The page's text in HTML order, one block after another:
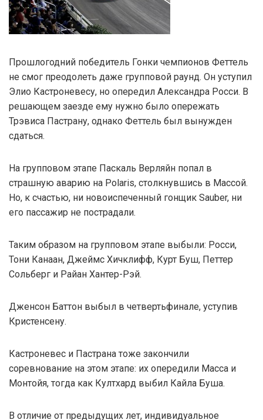
Прошлогодний победитель Гонки чемпионов Феттель
не смог преодолеть даже групповой раунд. Он уступил
Элио Кастроневесу, но опередил Александра Росси. В
решающем заезде ему нужно было опережать
Трэвиса Пастрану, однако Феттель был вынужден
сдаться.
На групповом этапе Паскаль Верляйн попал в
страшную аварию на Polaris, столкнувшись в Массой.
Но, к счастью, ни новоиспеченный гонщик Sauber, ни
его пассажир не пострадали.
Таким образом на групповом этапе выбыли: Росси,
Тони Канаан, Джеймс Хичклифф, Курт Буш, Петтер
Сольберг и Райан Хантер-Рэй.
Дженсон Баттон выбыл в четвертьфинале, уступив
Кристенсену.
Кастроневес и Пастрана тоже закончили
соревнование на этом этапе: их опередили Масса и
Монтойя, тогда как Култхард выбил Кайла Буша.
В отличие от предыдущих лет, индивидуальное